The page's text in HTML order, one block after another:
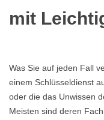
mit
Was Sie auf jeden Fall
einem Schlüsseldienst
oder die das Unwissen
Meisten sind deren